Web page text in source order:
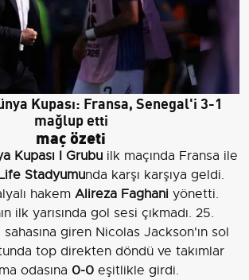
Kupası: Fransa, Senegal'i 3-1
mağlup etti
maç özeti
Kupası I Grubuilk maçında Fransa ile
Stadyumunda karşı karşıya geldi.
hakem Alireza Faghani yönetti.
ilk yarısında gol sesi çıkmadı. 25.
giren Nicolas Jackson'ın sol
top direkten döndü ve takımlar
odasına 0-0 eşitlikle girdi.